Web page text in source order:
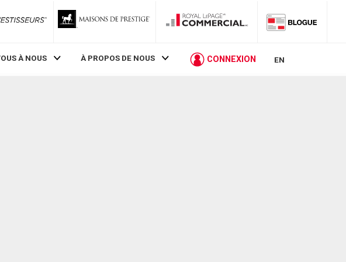
ZoneInvestisseurs RLP
À NOUS À PROPOS DE NOUS CONNEXION EN